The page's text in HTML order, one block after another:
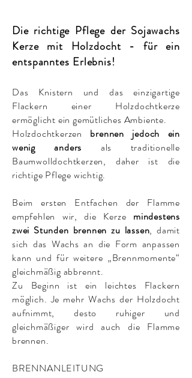
Die richtige Pflege der Sojawachs
Kerze mit Holzdocht - für ein
entspanntes Erlebnis!
Das Knistern und das einzigartige
Flackern einer Holzdochtkerze
ermöglicht ein gemütliches Ambiente.
Holzdochtkerzen brennen jedoch ein
wenig anders als traditionelle
Baumwolldochtkerzen, daher ist die
richtige Pflege wichtig.
Beim ersten Entfachen der Flamme
empfehlen wir, die Kerze mindestens
zwei Stunden brennen zu lassen, damit
sich das Wachs an die Form anpassen
kann und für weitere „Brennmomente“
gleichmäßig abbrennt.
Zu Beginn ist ein leichtes Flackern
möglich. Je mehr Wachs der Holzdocht
aufnimmt, desto ruhiger und
gleichmäßiger wird auch die Flamme
brennen.
BRENNANLEITUNG